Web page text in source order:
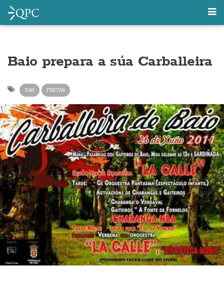
Baio prepara a súa Carballeira
ZAS FESTAS